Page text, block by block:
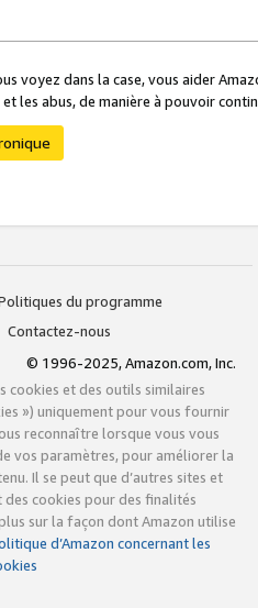
voyez dans la case, vous aider
les abus, de manière à pouvoir
du programme
Contactez-nous
© 1996-2025, Amazon.com, Inc.
cookies et des outils similaires
») uniquement pour vous fournir
reconnaître lorsque vous vous
vos paramètres, pour améliorer la
Il se peut que d’autres sites et
des cookies pour des finalités
sur la façon dont Amazon utilise
d’Amazon concernant les